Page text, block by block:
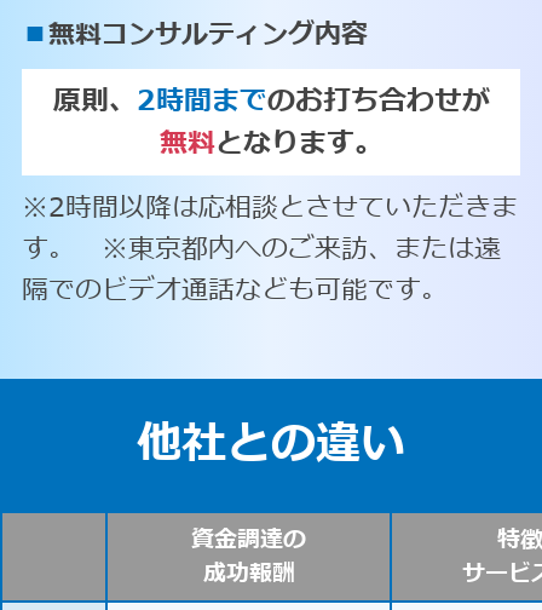
■無料コンサルティング内容
原則、 2時間までのお打ち合わせが
無料となります。
※2時間以降は応相談とさせていただきま
す。 ※東京都内へのご来訪、または遠
隔でのビデオ通話なども可能です。
他社との違い
資金調達の
成功報酬
特
サービ